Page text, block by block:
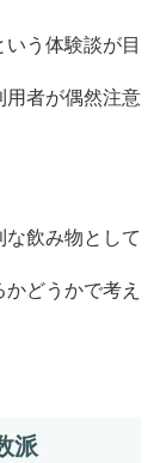
う体験談が目
用者が偶然注意
飲み物として
どうかで考え
派